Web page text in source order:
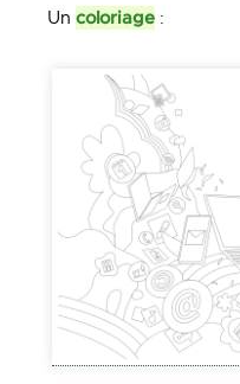
Un coloriage: